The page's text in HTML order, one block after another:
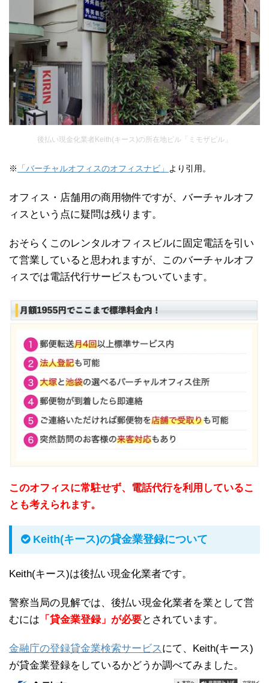
後払い現金化業者Keith(キース)の所在地ビル「ミモザビル」
※ 「バーチャルオフィスのオフィスナビ」 より引用。
オフィス・店舗用の商用物件ですが、バーチャルオフ
ィスという点に疑問は残ります。
おそらくこのレンタルオフィスビルに固定電話を引い
て営業していると思われますが、このバーチャルオフ
ィスでは電話代行サービスもついています。
このオフィスに常駐せず、電話代行を利用しているこ
とも考えられます。
Keith(キース)の貸金業登録について
Keith(キース)は後払い現金化業者です。
警察当局の見解では、後払い現金化業者を業として営
むには 「貸金業登録」が必要とされています。
金融庁の登録貸金業検索サービス にて、Keith(キース)
が貸金業登録をしているかどうか調べてみました。